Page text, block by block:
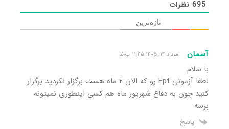
695نظرات
تازه‌ترین
آسمان مرداد ۱۴, ۱۴۰۵ ۱۱:۴۵ ب٫ظ
با سلام
لطفا آزمونی Ept رو که الان ۲ ماه هست برگزار نکردید برگزار
کنید چون به دفاع شهریور ماه هم کسی اینطوری نمیتونه
برسه
پاسخ